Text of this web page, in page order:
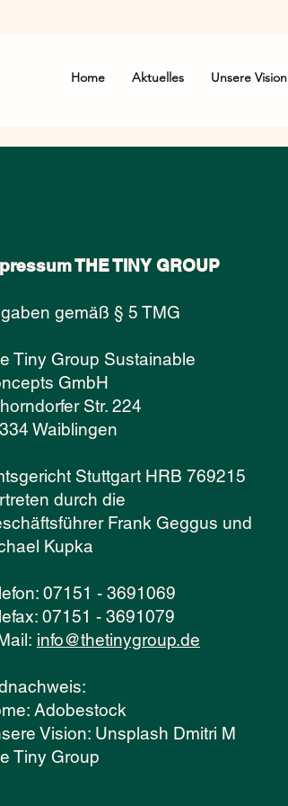
Home Aktuelles Unsere Vision
THE TINY GROUP
gemäß § 5 TMG
Tiny Group Sustainable
GmbH
Str. 224
Waiblingen
Stuttgart HRB 769215
durch die
Frank Geggus und
Kupka
07151 - 3691069
07151 - 3691079
info@thetinygroup.de
Adobestock
Vision: Unsplash Dmitri M
Tiny Group